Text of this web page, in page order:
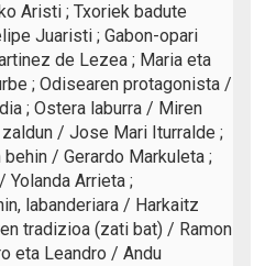
Aristi ; Txoriek badute
Juaristi ; Gabon-opari
de Lezea ; Maria eta
; Odisearen protagonista /
; Ostera laburra / Miren
/ Jose Mari Iturralde ;
behin / Gerardo Markuleta ;
Yolanda Arrieta ;
labanderiara / Harkaitz
tradizioa (zati bat) / Ramon
eta Leandro / Andu